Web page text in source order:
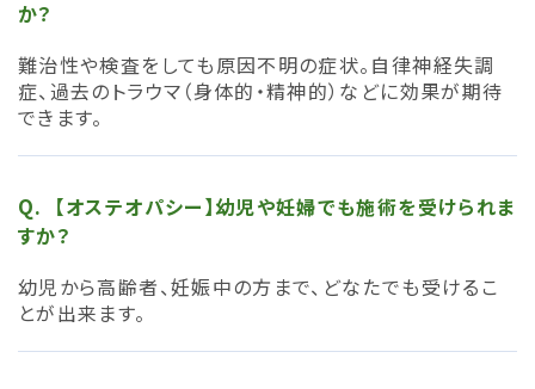
か？
難治性や検査をしても原因不明の症状。自律神経失調
症、過去のトラウマ（身体的・精神的）などに効果が期待
できます。
【オステオパシー】幼児や妊婦でも施術を受けられま
すか？
幼児から高齢者、妊娠中の方まで、どなたでも受けるこ
とが出来ます。